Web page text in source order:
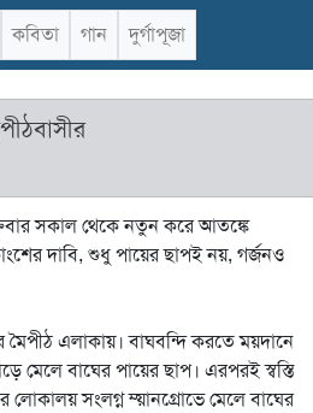
কবিতা গান দুর্গাপূজা
সকাল থেকে নতুন করে আতঙ্কে
দাবি, শুধু পায়ের ছাপই নয়, গর্জনও
এলাকায়। বাঘবন্দি করতে ময়দানে
মেলে বাঘের পায়ের ছাপ। এরপরই স্বস্তি
লোকালয় সংলগ্ন ম্য়ানগ্রোভে মেলে বাঘের